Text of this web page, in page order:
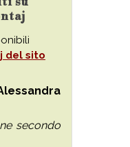
del sito
secondo